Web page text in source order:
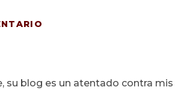
su blog es un atentado contra